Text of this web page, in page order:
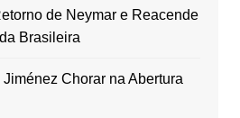
de Neymar e Reacende
Brasileira
Chorar na Abertura